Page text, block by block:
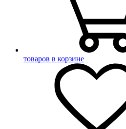
товаров в корзине